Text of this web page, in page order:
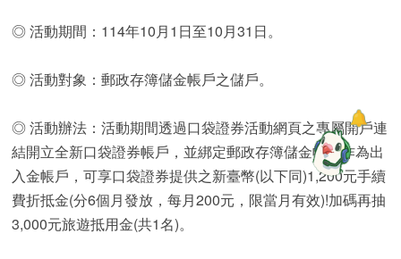
◎ 活動期間：114年10月1日至10月31日。
◎ 活動對象：郵政存簿儲金帳戶之儲戶。
◎ 活動辦法：活動期間透過口袋證券活動網頁之專屬開戶連
結開立全新口袋證券帳戶，並綁定郵政存簿儲金帳戶作為出
入金帳戶，可享口袋證券提供之新臺幣(以下同)1,200元手續
費折抵金(分6個月發放，每月200元，限當月有效)!加碼再抽
3,000元旅遊抵用金(共1名)。